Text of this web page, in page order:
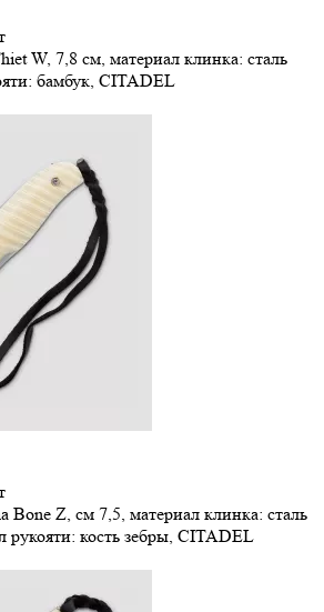
W, 7,8 см, материал клинка: сталь
бамбук, CITADEL
Bone Z, см 7,5, материал клинка: сталь
рукояти: кость зебры, CITADEL